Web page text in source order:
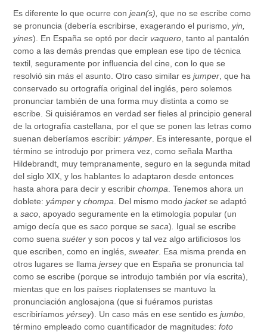
Es diferente lo que ocurre conjean(s),que no se escribe como
se pronuncia (debería escribirse, exagerando el purismo, yin,
yines). En España se optó por decirvaquero , tanto al pantalón
como a las demás prendas que emplean ese tipo de técnica
textil, seguramente por influencia del cine, con lo que se
resolvió sin más el asunto. Otro caso similar esjumper , que ha
conservado su ortografía original del inglés, pero solemos
pronunciar también de una forma muy distinta a como se
escribe. Si quisiéramos en verdad ser fieles al principio general
de la ortografía castellana, por el que se ponen las letras como
suenan deberíamos escribir: yámper . Es interesante, porque el
término se introdujo por primera vez, como señala Martha
Hildebrandt, muy tempranamente, seguro en la segunda mitad
del siglo XIX, y los hablantes lo adaptaron desde entonces
hasta ahora para decir y escribirchompa . Tenemos ahora un
doblete: yámper ychompa . Del mismo modojacketse adaptó
asaco , apoyado seguramente en la etimología popular (un
amigo decía que es saco porque sesaca)
Igual se escribe
como suenasuéter y son pocos y tal vez algo artificiosos los
que escriben, como en inglés,sweater . Esa misma prenda en
otros lugares se llamajerseyque en España se pronuncia tal
como se escribe (porque se introdujo también por vía escrita),
mientas que en los países rioplatenses se mantuvo la
pronunciación anglosajona (que si fuéramos puristas
escribiríamos yérsey). Un caso más en ese sentido esjumbo,
término empleado como cuantificador de magnitudes:foto